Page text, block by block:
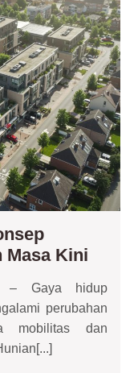
Kini
Masa Kini
– Gaya hidup
perubahan
mobilitas dan